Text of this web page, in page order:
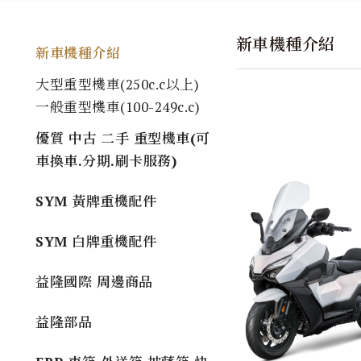
新車機種介紹
大型重型機車(250c.c以上)
一般重型機車(100-249c.c)
優質 中古 二手 重型機車(可
車換車.分期.刷卡服務)
SYM 黃牌重機配件
SYM 白牌重機配件
益隆國際 周邊商品
益隆部品
新車機種介紹